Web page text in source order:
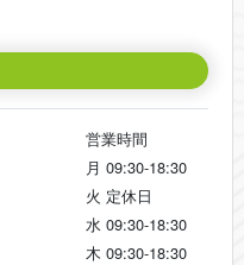
営業時間
月 09:30-18:30
火 定休日
水 09:30-18:30
木 09:30-18:30